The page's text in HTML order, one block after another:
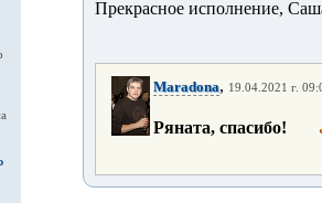
Прекрасное исполнение,
Maradona, 19.04.2021 г.
Ряната, спасибо!